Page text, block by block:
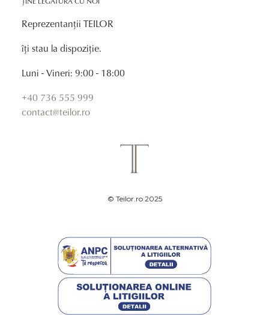
Reprezentanții TEILOR
îți stau la dispoziție.
Luni - Vineri: 9:00 - 18:00
+40 736 555 999
contact@teilor.ro
© Teilor.ro 2025